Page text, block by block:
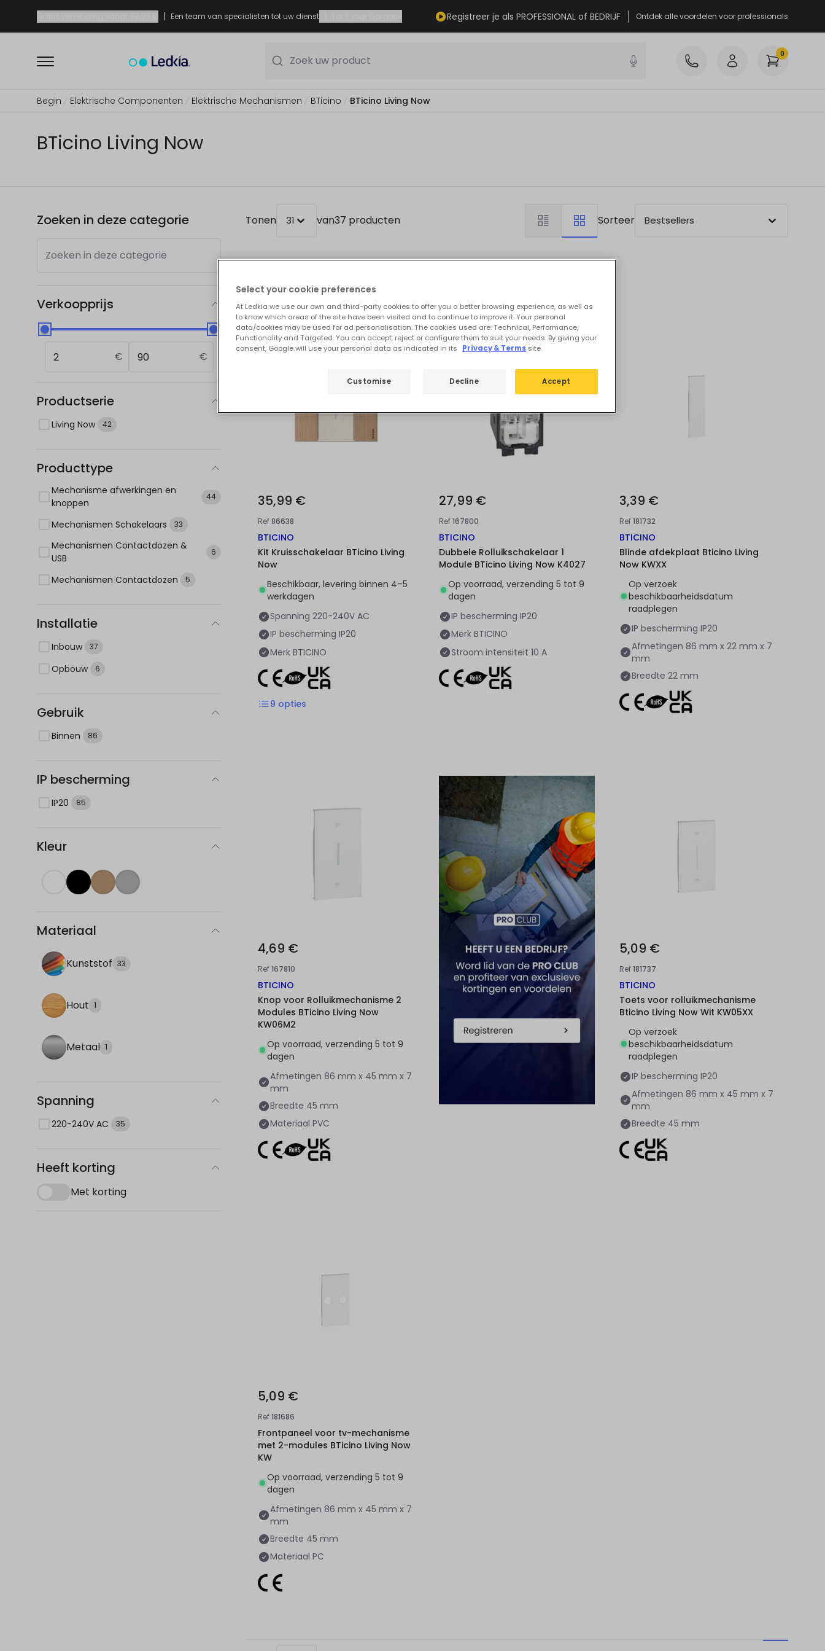
| Een team van specialisten tot uw dienst Registreer je als PROFESSIONAL of BEDRIJF Ontdek alle voordelen voor professionals
Zoek uw product 0
Begin Elektrische Componenten Elektrische Mechanismen BTicino BTicino Living Now
BTicino Living Now
Zoeken in deze categorie
Zoeken in deze categorie
Verkoopprijs
€ €
Productserie
Living Now 42
Producttype
Mechanisme afwerkingen en
knoppen
44
Mechanismen Schakelaars 33
Mechanismen Contactdozen &
USB
6
Mechanismen Contactdozen 5
Installatie
Inbouw 37
Opbouw 6
Gebruik
Binnen 86
IP bescherming
IP20 85
Kleur
Materiaal
Kunststof 33
Hout 1
Metaal 1
Spanning
220-240V AC 35
Heeft korting
Met korting
Tonen 31 van37 producten Sorteer Bestsellers
35,99 €
Ref86638
BTICINO
Kit Kruisschakelaar BTicino Living
Now
Beschikbaar, levering binnen 4–5
werkdagen
Spanning 220-240V AC
IP bescherming IP20
Merk BTICINO
9 opties
27,99 €
Ref167800
BTICINO
Dubbele Rolluikschakelaar 1
Module BTicino Living Now K4027
Op voorraad, verzending 5 tot 9
dagen
IP bescherming IP20
Merk BTICINO
Stroom intensiteit 10 A
3,39 €
Ref181732
BTICINO
Blinde afdekplaat Bticino Living
Now KWXX
Op verzoek
beschikbaarheidsdatum
raadplegen
IP bescherming IP20
Afmetingen 86 mm x 22 mm x 7
mm
Breedte 22 mm
4,69 €
Ref167810
BTICINO
Knop voor Rolluikmechanisme 2
Modules BTicino Living Now
KW06M2
Op voorraad, verzending 5 tot 9
dagen
Afmetingen 86 mm x 45 mm x 7
mm
Breedte 45 mm
Materiaal PVC
5,09 €
Ref181737
BTICINO
Toets voor rolluikmechanisme
Bticino Living Now Wit KW05XX
Op verzoek
beschikbaarheidsdatum
raadplegen
IP bescherming IP20
Afmetingen 86 mm x 45 mm x 7
mm
Breedte 45 mm
5,09 €
Ref181686
Frontpaneel voor tv-mechanisme
met 2-modules BTicino Living Now
KW
Op voorraad, verzending 5 tot 9
dagen
Afmetingen 86 mm x 45 mm x 7
mm
Breedte 45 mm
Materiaal PC
Select your cookie preferences
At Ledkia we use our own and third-party cookies to offer you a better browsing experience, as well as
to know which areas of the site have been visited and to continue to improve it. Your personal
data/cookies may be used for ad personalisation. The cookies used are: Technical, Performance,
Functionality and Targeted. You can accept, reject or configure them to suit your needs. By giving your
consent, Google will use your personal data as indicated in its
Privacy & Terms site.
Decline Accept
Customise